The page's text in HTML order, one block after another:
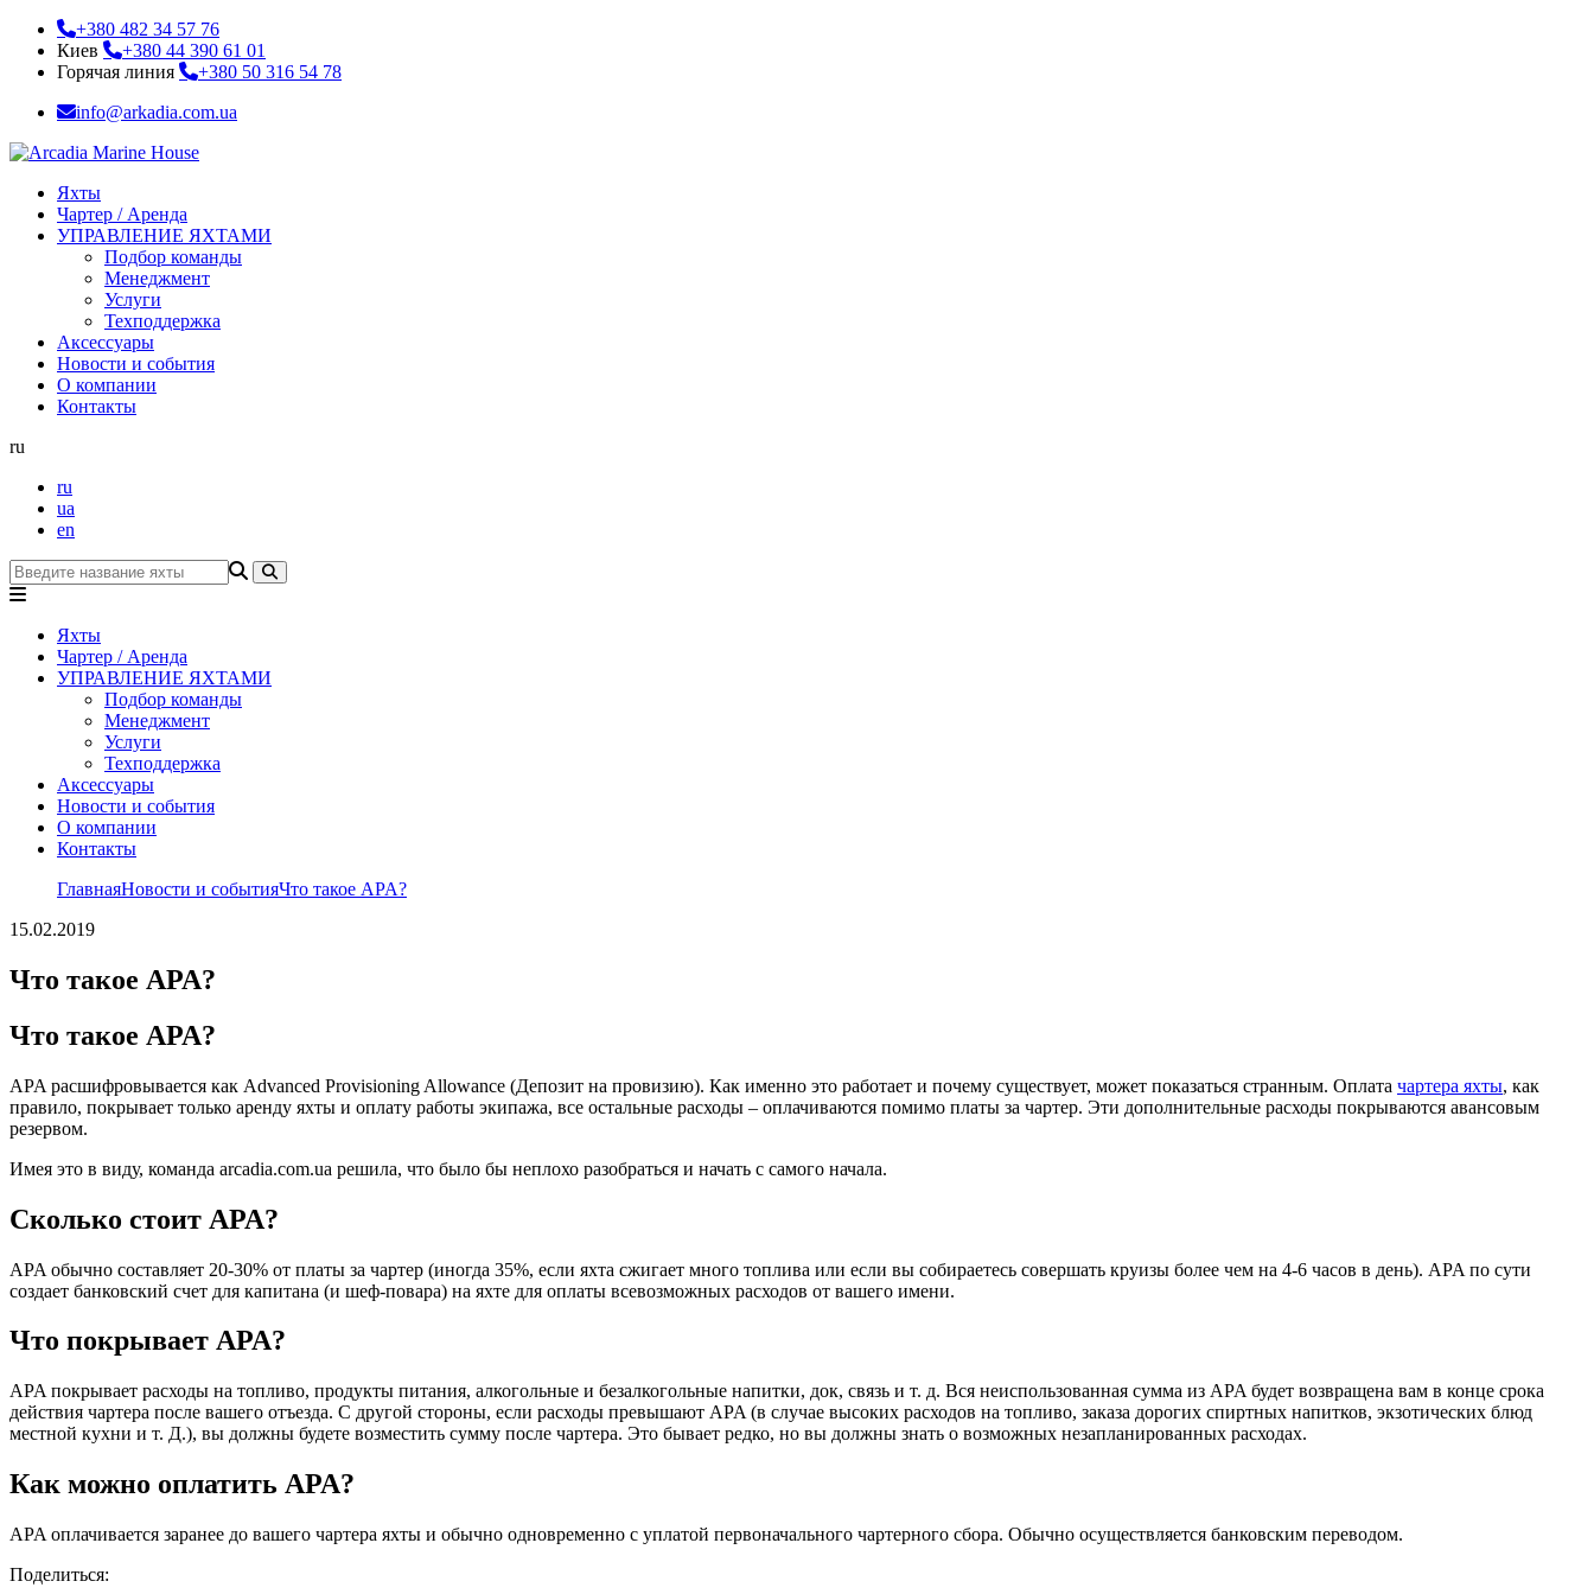
+380 482 34 57 76
Киев
+380 44 390 61 01
Горячая линия
+380 50 316 54 78
info@arkadia.com.ua
Яхты
Чартер / Аренда
УПРАВЛЕНИЕ ЯХТАМИ
Подбор команды
Менеджмент
Услуги
Техподдержка
Аксессуары
Новости и события
О компании
Контакты
ru
ru
ua
en
Яхты
Чартер / Аренда
УПРАВЛЕНИЕ ЯХТАМИ
Подбор команды
Менеджмент
Услуги
Техподдержка
Аксессуары
Новости и события
О компании
Контакты
ГлавнаяНовости и событияЧто такое APA?
15.02.2019
Что такое APA?
Что такое APA?
APA расшифровывается как Advanced Provisioning Allowance (Депозит на провизию). Как именно это работает и почему существует, может показаться странным. Оплата чартера яхты, как
правило, покрывает только аренду яхты и оплату работы экипажа, все остальные расходы – оплачиваются помимо платы за чартер. Эти дополнительные расходы покрываются авансовым
резервом.
Имея это в виду, команда arcadia.com.ua решила, что было бы неплохо разобраться и начать с самого начала.
Сколько стоит APA?
APA обычно составляет 20-30% от платы за чартер (иногда 35%, если яхта сжигает много топлива или если вы собираетесь совершать круизы более чем на 4-6 часов в день). APA по сути
создает банковский счет для капитана (и шеф-повара) на яхте для оплаты всевозможных расходов от вашего имени.
Что покрывает APA?
APA покрывает расходы на топливо, продукты питания, алкогольные и безалкогольные напитки, док, связь и т. д. Вся неиспользованная сумма из APA будет возвращена вам в конце срока
действия чартера после вашего отъезда. С другой стороны, если расходы превышают APA (в случае высоких расходов на топливо, заказа дорогих спиртных напитков, экзотических блюд
местной кухни и т. Д.), вы должны будете возместить сумму после чартера. Это бывает редко, но вы должны знать о возможных незапланированных расходах.
Как можно оплатить APA?
APA оплачивается заранее до вашего чартера яхты и обычно одновременно с уплатой первоначального чартерного сбора. Обычно осуществляется банковским переводом.
Поделиться: